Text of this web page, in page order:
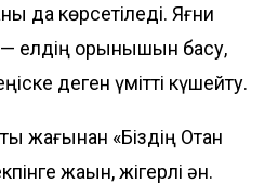
да көрсетіледі. Яғни
елдің қорқынышын басу,
деген үмітті күшейту.
жағынан «Біздің Отан
жақын, жігерлі ән.